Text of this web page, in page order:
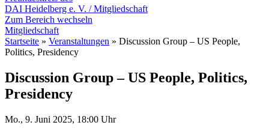
DAI Heidelberg e. V. / Mitgliedschaft
Zum Bereich wechseln
Mitgliedschaft
Startseite » Veranstaltungen » Discussion Group – US People,
Politics, Presidency
Discussion Group – US People, Politics,
Presidency
Mo., 9. Juni 2025, 18:00 Uhr